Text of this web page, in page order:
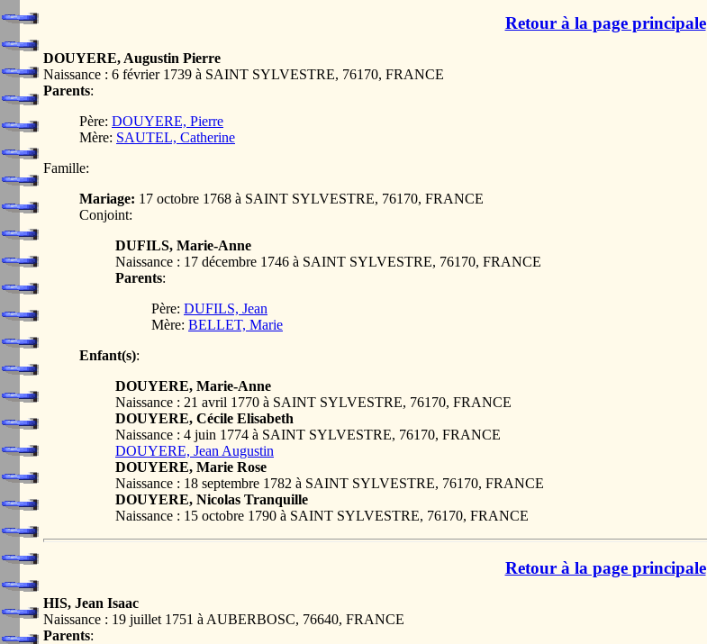
Retour à la page principale
DOUYERE, Augustin Pierre
Naissance : 6 février 1739 à SAINT SYLVESTRE, 76170, FRANCE
Parents:
Père: DOUYERE, Pierre
Mère: SAUTEL, Catherine
Famille:
Mariage: 17 octobre 1768 à SAINT SYLVESTRE, 76170, FRANCE
Conjoint:
DUFILS, Marie-Anne
Naissance : 17 décembre 1746 à SAINT SYLVESTRE, 76170, FRANCE
Parents:
Père: DUFILS, Jean
Mère: BELLET, Marie
Enfant(s):
DOUYERE, Marie-Anne
Naissance : 21 avril 1770 à SAINT SYLVESTRE, 76170, FRANCE
DOUYERE, Cécile Elisabeth
Naissance : 4 juin 1774 à SAINT SYLVESTRE, 76170, FRANCE
DOUYERE, Jean Augustin
DOUYERE, Marie Rose
Naissance : 18 septembre 1782 à SAINT SYLVESTRE, 76170, FRANCE
DOUYERE, Nicolas Tranquille
Naissance : 15 octobre 1790 à SAINT SYLVESTRE, 76170, FRANCE
Retour à la page principale
HIS, Jean Isaac
Naissance : 19 juillet 1751 à AUBERBOSC, 76640, FRANCE
Parents: